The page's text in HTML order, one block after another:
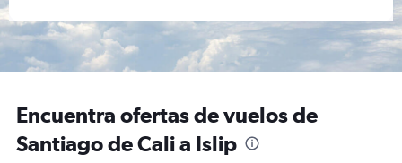
Encuentra ofertas de vuelos de
Santiago de Cali a Islip